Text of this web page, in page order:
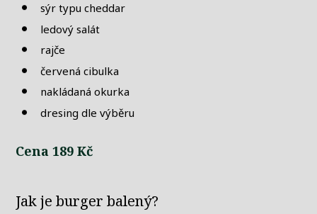
sýr typu cheddar
ledový salát
rajče
červená cibulka
nakládaná okurka
dresing dle výběru
Cena 189 Kč
Jak je burger balený?